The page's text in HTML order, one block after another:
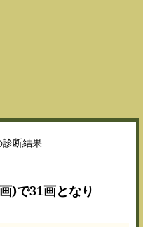
)で31画となり